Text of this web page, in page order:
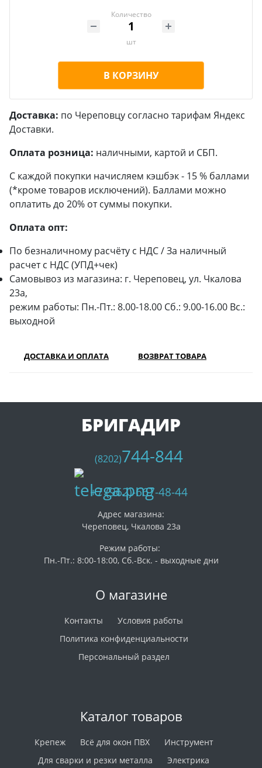
Количество
шт
В КОРЗИНУ
Доставка: по Череповцу согласно тарифам Яндекс
Доставки.
Оплата розница: наличными, картой и СБП.
С каждой покупки начисляем кэшбэк - 15 % баллами
(*кроме товаров исключений). Баллами можно
оплатить до 20% от суммы покупки.
Оплата опт:
По безналичному расчёту с НДС / За наличный
расчет с НДС (УПД+чек)
Самовывоз из магазина: г. Череповец, ул. Чкалова
23а,
режим работы: Пн.-Пт.: 8.00-18.00 Сб.: 9.00-16.00 Вс.:
выходной
ДОСТАВКА И ОПЛАТА ВОЗВРАТ ТОВАРА
О магазине
Контакты
Условия работы
Политика конфиденциальности
Персональный раздел
Каталог товаров
Крепеж Всё для окон ПВХ
Инструмент
Для сварки и резки металла
Электрика
БРИГАДИР
(8202)744-844
+7 (962)-667-48-44
Адрес магазина:
Череповец, Чкалова 23а
Режим работы:
Пн.-Пт.: 8:00-18:00, Сб.-Вск. - выходные дни